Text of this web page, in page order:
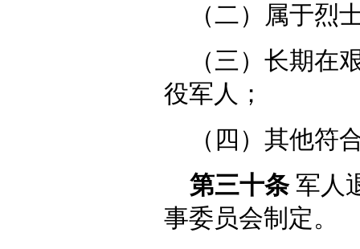
（二）属于烈
（三）长期在
役军人；
（四）其他符
第三十条军人
事委员会制定。